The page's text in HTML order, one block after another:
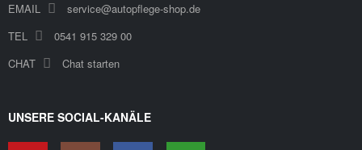
EMAIL
service@autopflege-shop.de
TEL
0541 915 329 00
CHAT
Chat starten
UNSERE SOCIAL-KANÄLE